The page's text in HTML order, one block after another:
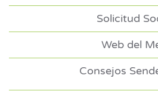
Solicitud
Web del
Consejos